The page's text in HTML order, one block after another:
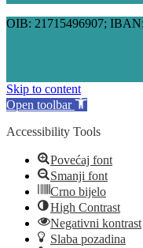
OIB: 21715496907;
Skip to content
Open toolbar
Accessibility Tools
Povećaj font
Smanji font
Crno bijelo
High Contrast
Negativni kontrast
Slaba pozadina